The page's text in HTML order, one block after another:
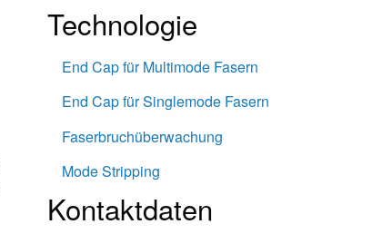
Primary
Sidebar
Technologie
End Cap für Multimode Fasern
End Cap für Singlemode Fasern
Faserbruchüberwachung
Mode Stripping
Kontaktdaten